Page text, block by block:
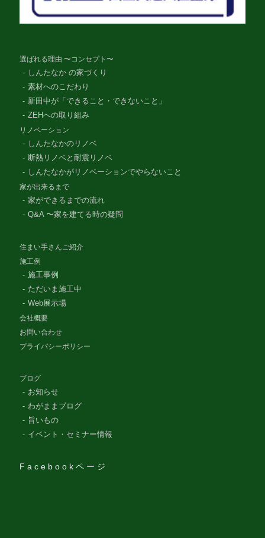
選ばれる理由 〜コンセプト〜
しんたなか の家づくり
素材へのこだわり
新田中が「できること・できないこと」
ZEHへの取り組み
リノベーション
しんたなかのリノベ
断熱リノベと耐震リノベ
しんたなかがリノベーションでやらないこと
家が出来るまで
家ができるまでの流れ
Q&A 〜家を建てる時の疑問
住まい手さんご紹介
施工例
施工事例
ただいま施工中
Web展示場
会社概要
お問い合わせ
プライバシーポリシー
ブログ
お知らせ
わがままブログ
旨いもの
イベント・セミナー情報
Facebookページ